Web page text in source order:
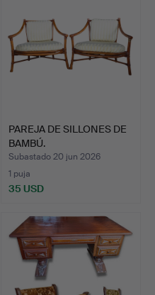
PAREJA DE SILLONES DE
BAMBÚ.
Subastado 20 jun 2026
1 puja
35 USD